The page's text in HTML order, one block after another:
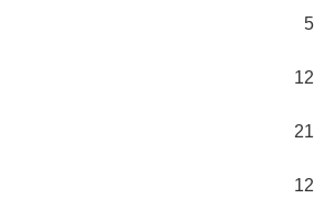
5
12
21
12